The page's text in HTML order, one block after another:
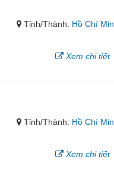
Tỉnh/Thành: Hồ Chí
Xem chi tiết
Tỉnh/Thành: Hồ Chí
Xem chi tiết